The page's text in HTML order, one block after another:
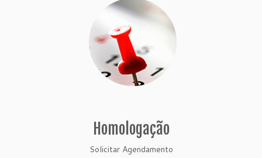
Homologação
Solicitar Agendamento